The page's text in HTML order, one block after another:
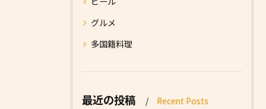
グルメ
多国籍料理
最近の投稿 Recent Posts